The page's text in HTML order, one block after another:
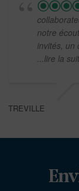
notre
invités, un
...lire la
TREVILLE